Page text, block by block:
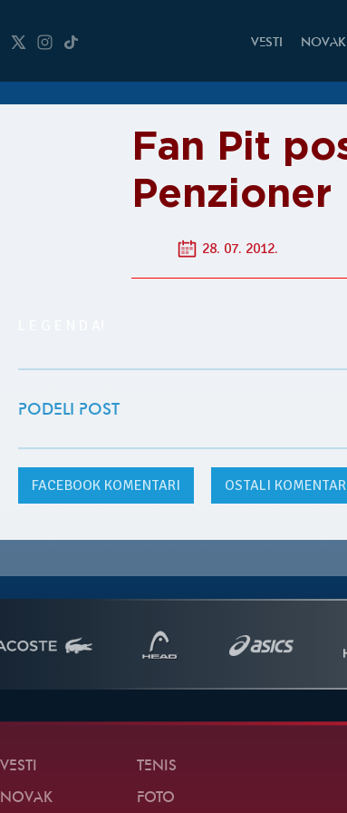
VESTI NOVAK
Fan Pit
Penzioner
28. 07. 2012.
PODELI POST
FACEBOOK KOMENTARI OSTALI
VESTI
NOVAK
TENIS
FOTO